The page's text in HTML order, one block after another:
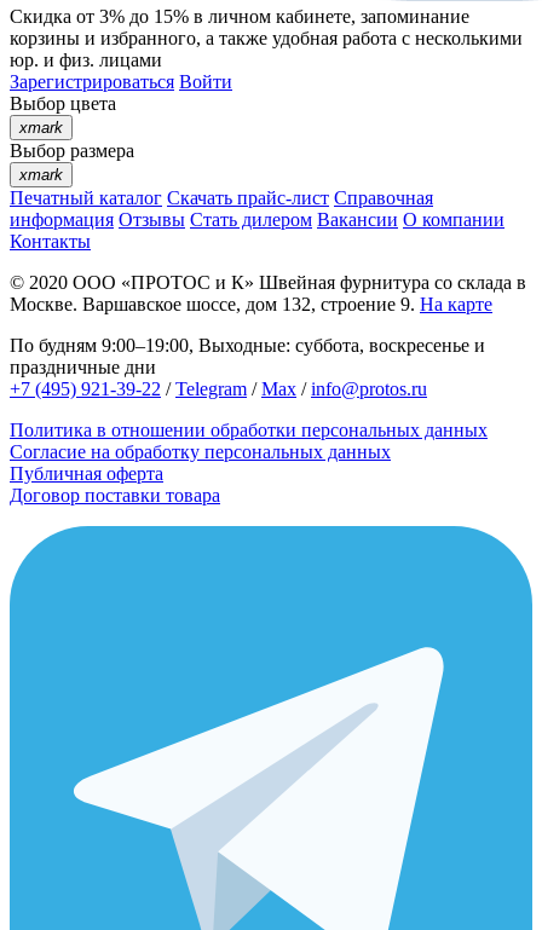
Скидка от 3% до 15% в личном кабинете, запоминание
корзины и избранного, а также удобная работа с несколькими
юр. и физ. лицами
Зарегистрироваться Войти
Выбор цвета
xmark
Выбор размера
xmark
Печатный каталог Скачать прайс-лист Справочная
информация Отзывы Стать дилером Вакансии О компании
Контакты
© 2020 ООО «ПРОТОС и К» Швейная фурнитура со склада в
Москве. Варшавское шоссе, дом 132, строение 9. На карте
По будням 9:00–19:00, Выходные: суббота, воскресенье и
праздничные дни
+7 (495) 921-39-22 /Telegram /Max /info@protos.ru
Политика в отношении обработки персональных данных
Согласие на обработку персональных данных
Публичная оферта
Договор поставки товара